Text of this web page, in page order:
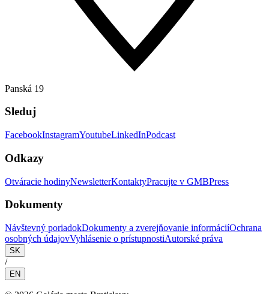
Panská 19
Sleduj
FacebookInstagramYoutubeLinkedInPodcast
Odkazy
Otváracie hodinyNewsletterKontaktyPracujte v GMBPress
Dokumenty
Návštevný poriadokDokumenty a zverejňovanie informáciíOchrana
osobných údajovVyhlásenie o prístupnostiAutorské práva
SK
/
EN